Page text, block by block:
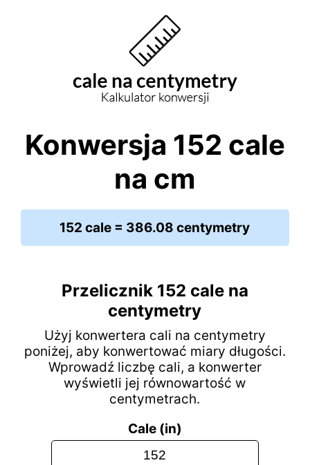
Konwersja 152 cale
na cm
152 cale = 386.08 centymetry
Przelicznik 152 cale na
centymetry
Użyj konwertera cali na centymetry
poniżej, aby konwertować miary długości.
Wprowadź liczbę cali, a konwerter
wyświetli jej równowartość w
centymetrach.
Cale (in)